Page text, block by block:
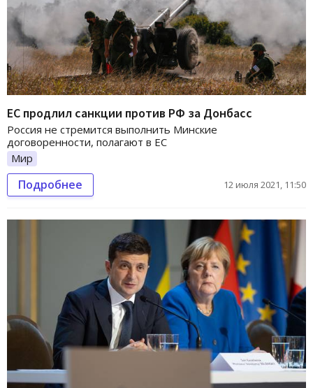
ЕС продлил санкции против РФ за Донбасс
Россия не стремится выполнить Минские
договоренности, полагают в ЕС
Мир
Подробнее 12 июля 2021, 11:50